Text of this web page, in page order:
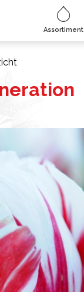
Assortiment